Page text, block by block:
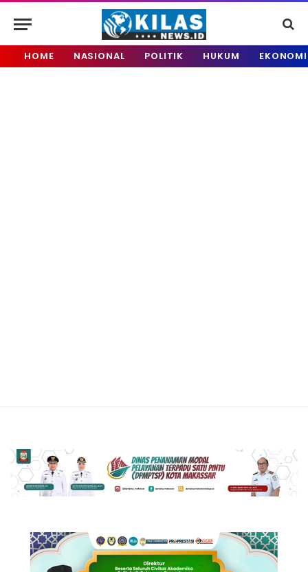
HOME NASIONAL POLITIK HUKUM EKONOMI